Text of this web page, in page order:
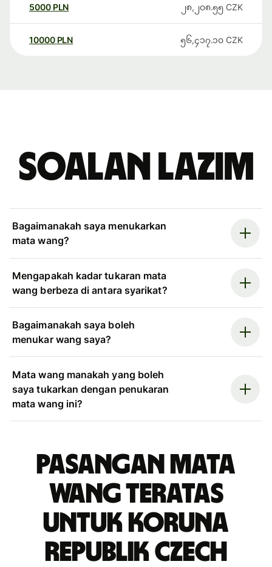
5000 PLN ၂၈,၂၀၈.၅၅ CZK
10000 PLN ၅၆,၄၁၇.၁၀ CZK
Soalan Lazim
Bagaimanakah saya menukarkan
mata wang?
Mengapakah kadar tukaran mata
wang berbeza di antara syarikat?
Bagaimanakah saya boleh
menukar wang saya?
Mata wang manakah yang boleh
saya tukarkan dengan penukaran
mata wang ini?
Pasangan mata
wang teratas
untuk koruna
Republik Czech